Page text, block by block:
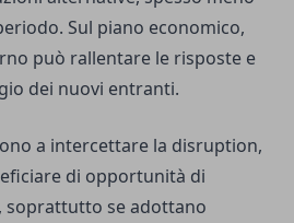
Sul piano economico,
può rallentare le risposte e
dei nuovi entranti.
a intercettare la disruption,
di opportunità di
soprattutto se adottano